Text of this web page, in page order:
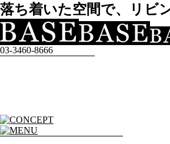
落ち着いた空間で、リビ
03-3460-8666